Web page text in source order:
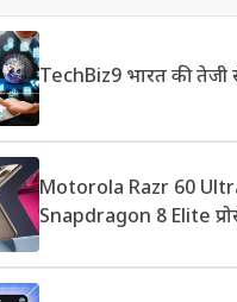
TechBiz9 भारत की
Motorola Razr 60
Snapdragon 8 Elite